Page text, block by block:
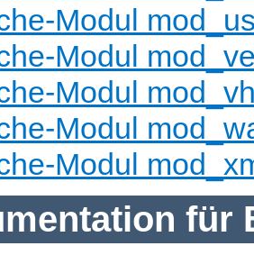
Modul
Modul
Modul
Modul
Modul
für